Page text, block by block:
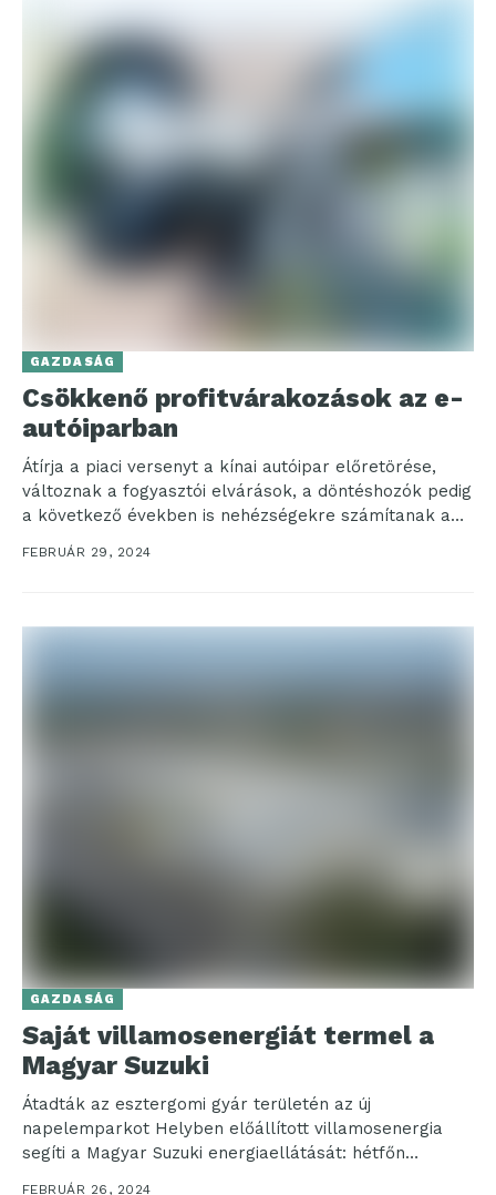
GAZDASÁG
Csökkenő profitvárakozások az e-
autóiparban
Átírja a piaci versenyt a kínai autóipar előretörése,
változnak a fogyasztói elvárások, a döntéshozók pedig
a következő években is nehézségekre számítanak a
nyersanyag-ellátásban....
FEBRUÁR 29, 2024
GAZDASÁG
Saját villamosenergiát termel a
Magyar Suzuki
Átadták az esztergomi gyár területén az új
napelemparkot Helyben előállított villamosenergia
segíti a Magyar Suzuki energiaellátását: hétfőn
hivatalosan is átadták az esztergomi autógyár...
FEBRUÁR 26, 2024